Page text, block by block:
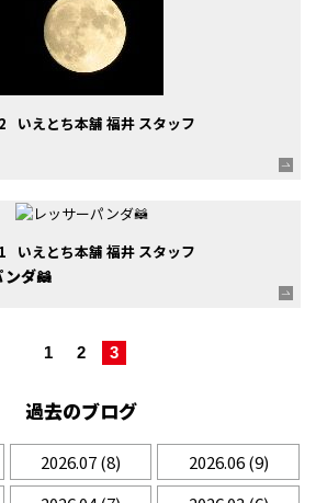
いえとち本舗 福井 スタッフ
いえとち本舗 福井 スタッフ
ンダ🦝
1 2 3
過去のブログ
2026.07(8) 2026.06(9)